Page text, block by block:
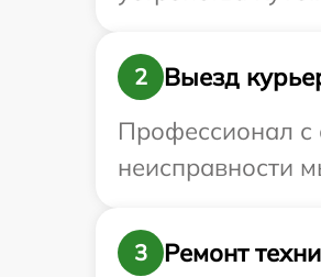
2
Выезд
Профессионал с
неисправности
3
Ремонт